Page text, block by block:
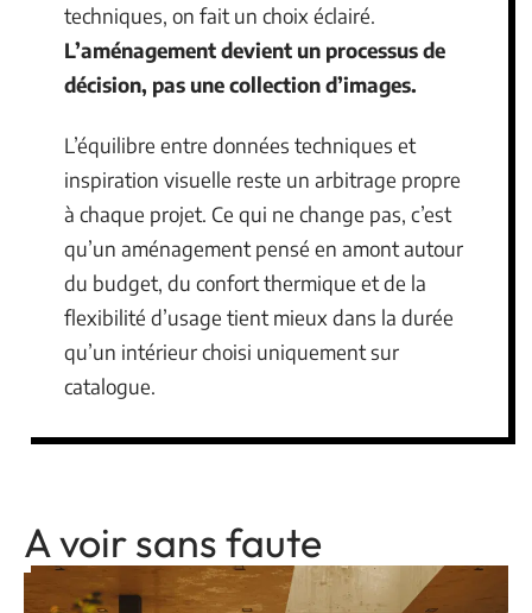
techniques, on fait un choix éclairé.
L’aménagement devient un processus de
décision, pas une collection d’images.
L’équilibre entre données techniques et
inspiration visuelle reste un arbitrage propre
à chaque projet. Ce qui ne change pas, c’est
qu’un aménagement pensé en amont autour
du budget, du confort thermique et de la
flexibilité d’usage tient mieux dans la durée
qu’un intérieur choisi uniquement sur
catalogue.
A voir sans faute